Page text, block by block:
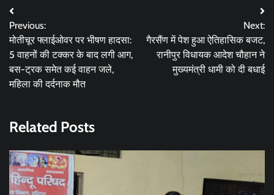
Post
navigation
Previous:
मोतीचूर फ्लाईओवर पर भीषण हादसा:
5 वाहनों की टक्कर के बाद लगी आग,
बस-ट्रक समेत कई वाहन जले,
महिला की दर्दनाक मौत
Next:
गैरसैंण में पेश हुआ ऐतिहासिक बजट,
रानीपुर विधायक आदेश चौहान ने
मुख्यमंत्री धामी को दी बधाई
Related Posts